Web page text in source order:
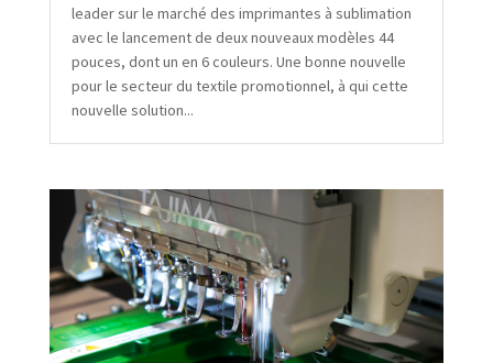
leader sur le marché des imprimantes à sublimation
avec le lancement de deux nouveaux modèles 44
pouces, dont un en 6 couleurs. Une bonne nouvelle
pour le secteur du textile promotionnel, à qui cette
nouvelle solution...